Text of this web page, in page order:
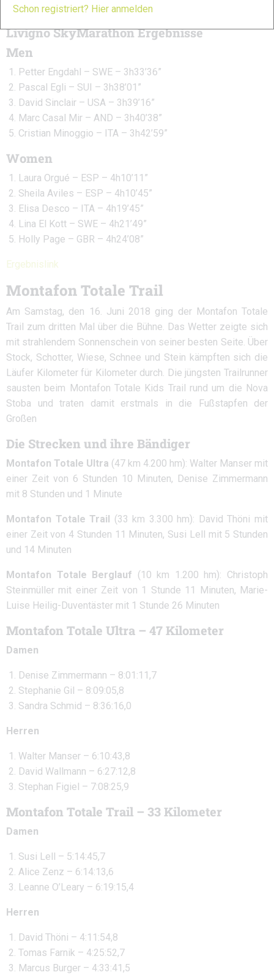
ever done! It’s an incredible result!”
Livigno SkyMarathonErgebnisse
Men
Petter Engdahl – SWE – 3h33’36”
Pascal Egli – SUI – 3h38’01”
David Sinclair – USA – 3h39’16”
Marc Casal Mir – AND – 3h40’38”
Cristian Minoggio – ITA – 3h42’59”
Women
Laura Orgué – ESP – 4h10’11”
Sheila Aviles – ESP – 4h10’45”
Elisa Desco – ITA – 4h19’45”
Lina El Kott – SWE – 4h21’49”
Holly Page – GBR – 4h24’08”
Ergebnislink
Montafon Totale Trail
Am Samstag, den 16. Juni 2018 ging der Montafon Totale
Trail zum dritten Mal über die Bühne. Das Wetter zeigte sich
mit strahlendem Sonnenschein von seiner besten Seite. Über
Stock, Schotter, Wiese, Schnee und Stein kämpften sich die
Läufer Kilometer für Kilometer durch. Die jüngsten Trailrunner
sausten beim Montafon Totale Kids Trail rund um die Nova
Stoba und traten damit erstmals in die Fußstapfen der
Großen
Die Strecken und ihre Bändiger
Montafon Totale Ultra (47 km 4.200 hm): Walter Manser mit
einer Zeit von 6 Stunden 10 Minuten, Denise Zimmermann
mit 8 Stunden und 1 Minute
Montafon Totale Trail (33 km 3.300 hm): David Thöni mit
einer Zeit von 4 Stunden 11 Minuten, Susi Lell mit 5 Stunden
und 14 Minuten
Montafon Totale Berglauf (10 km 1.200 hm): Christoph
Steinmüller mit einer Zeit von 1 Stunde 11 Minuten, Marie-
Luise Heilig-Duventäster mit 1 Stunde 26 Minuten
Montafon Totale Ultra – 47 Kilometer
Damen
Denise Zimmermann – 8:01:11,7
Stephanie Gil – 8:09:05,8
Sandra Schmid – 8:36:16,0
Herren
Walter Manser – 6:10:43,8
David Wallmann – 6:27:12,8
Stephan Figiel – 7:08:25,9
Montafon Totale Trail – 33 Kilometer
Damen
Susi Lell – 5:14:45,7
Alice Zenz – 6:14:13,6
Leanne O’Leary – 6:19:15,4
Herren
David Thöni – 4:11:54,8
Tomas Farnik – 4:25:52,7
Marcus Burger – 4:33:41,5
Schon registriert? Hier anmelden